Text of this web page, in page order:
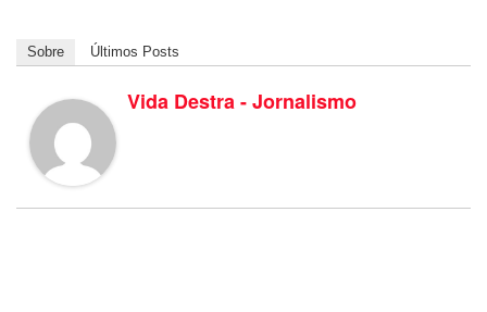
Sobre Últimos Posts
Vida Destra - Jornalismo